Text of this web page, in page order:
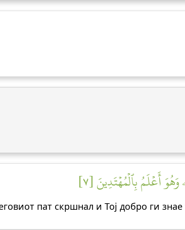
أَعۡلَمُ بِٱلۡمُهۡتَدِينَ [٧]
пат скршнал и Тој добро ги